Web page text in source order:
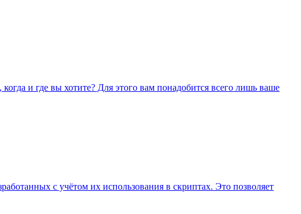
и где вы хотите? Для этого вам понадобится всего лишь ваше
с учётом их использования в скриптах. Это позволяет